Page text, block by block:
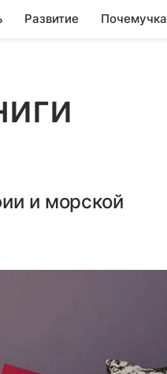
Развитие Почемучка
и морской